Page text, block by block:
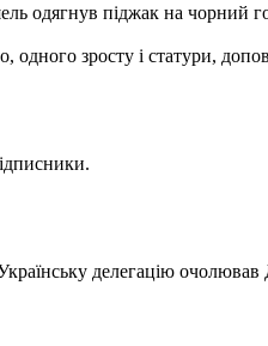
піджак на чорний
одного зросту і статури,
делегацію